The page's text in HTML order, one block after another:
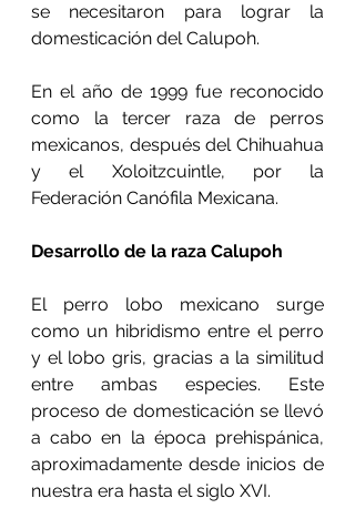
se necesitaron para lograr la
domesticación del Calupoh.
En el año de 1999 fue reconocido
como la tercer raza de perros
mexicanos, después del Chihuahua
y el Xoloitzcuintle, por la
Federación Canófila Mexicana.
Desarrollo de la raza Calupoh
El perro lobo mexicano surge
como un hibridismo entre el perro
y el lobo gris, gracias a la similitud
entre ambas especies. Este
proceso de domesticación se llevó
a cabo en la época prehispánica,
aproximadamente desde inicios de
nuestra era hasta el siglo XVI.